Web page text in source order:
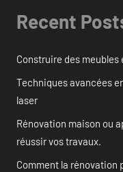
Recent
Construire des
Techniques avancées
laser
Rénovation maison ou
réussir vos travaux.
Comment la